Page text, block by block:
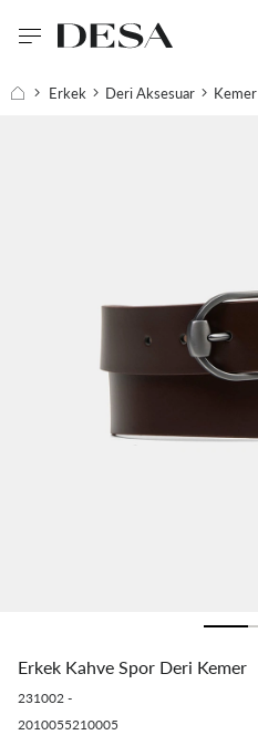
Erkek Deri Aksesuar Kemer
Erkek Kahve Spor Deri Kemer
231002 -
2010055210005